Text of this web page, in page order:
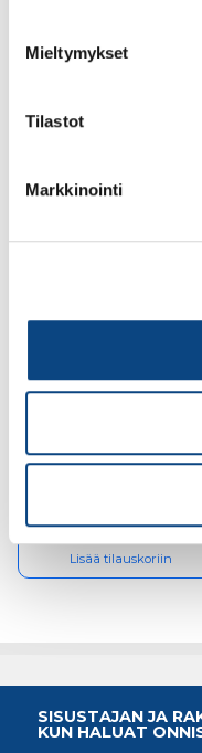
Mieltymykset
Tilastot
Markkinointi
41.35€ /kpl(alv. 0%)
Lisää tilauskoriin
SISUSTAJAN JA
KUN HALUAT